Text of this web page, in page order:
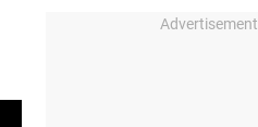
Advertisement